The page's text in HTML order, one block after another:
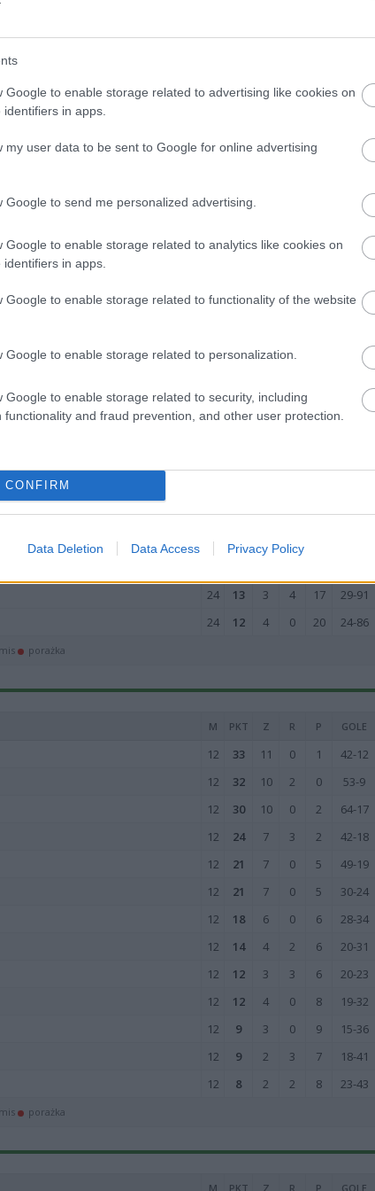
Google to enable storage related to advertising like cookies on
in apps.
my user data to be sent to Google for online advertising
Google to send me personalized advertising.
Google to enable storage related to analytics like cookies on
in apps.
Google to enable storage related to functionality of the website
Google to enable storage related to personalization.
Google to enable storage related to security, including
functionality and fraud prevention, and other user protection.
CONFIRM
Data Deletion Data Access Privacy Policy
W
W
WIĘCEJ (19)
24 64 21 1 118-24
100-29
18 72-28
24 46 14 4 73-46
24 20 6 2 16 35-74
24
24 13 3 4 17 29-91
24 12 4 0 20 24-86
porażka
M PKT Z R P GOLE
12 33 11 0 1 42-12
12 32 10 2 0 53-9
12 30 10 0 2 64-17
12 24 7 3 2 42-18
12 21 7 0 5 49-19
12 21 7 0 5 30-24
12 18 6 0 6 28-34
12 14 4 2 6 20-31
12 12 3 3 6 20-23
12 12 4 0 8 19-32
12 9 3 0 9 15-36
12 9 2 3 7 18-41
12 8 2 2 8 23-43
porażka
M PKT Z R P GOLE